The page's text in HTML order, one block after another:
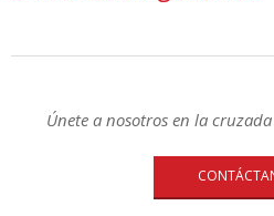
Únete a nosotros en la